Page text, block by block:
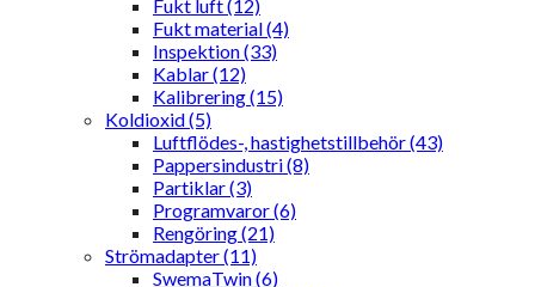
Fukt luft (12)
Fukt material (4)
Inspektion (33)
Kablar (12)
Kalibrering (15)
Koldioxid (5)
Luftflödes-, hastighetstillbehör (43)
Pappersindustri (8)
Partiklar (3)
Programvaror (6)
Rengöring (21)
Strömadapter (11)
SwemaTwin (6)